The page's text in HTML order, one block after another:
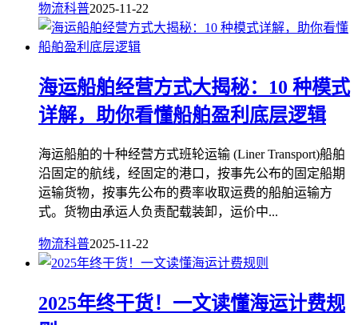
物流科普2025-11-22
海运船舶经营方式大揭秘：10 种模式
详解，助你看懂船舶盈利底层逻辑
海运船舶的十种经营方式班轮运输 (Liner Transport)船舶
沿固定的航线，经固定的港口，按事先公布的固定船期
运输货物，按事先公布的费率收取运费的船舶运输方
式。货物由承运人负责配载装卸，运价中...
物流科普2025-11-22
2025年终干货！一文读懂海运计费规